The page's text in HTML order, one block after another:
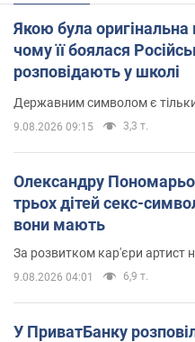
Якою була оригінальна
чому її боялася
розповідають у школі
Державним символом є тільки
9.08.2026 09:15 3,3 т.
Олександру
трьох дітей секс-
вони мають
За розвитком кар'єри артист
9.08.2026 04:01 6,9 т.
У ПриватБанку